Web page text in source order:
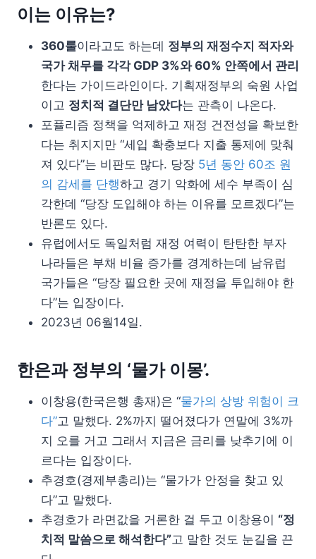
이는 이유는?
360룰이라고도 하는데 정부의 재정수지 적자와
국가 채무를 각각 GDP 3%와 60% 안쪽에서 관리
한다는 가이드라인이다. 기획재정부의 숙원 사업
이고 정치적 결단만 남았다는 관측이 나온다.
포퓰리즘 정책을 억제하고 재정 건전성을 확보한
다는 취지지만 “세입 확충보다 지출 통제에 맞춰
져 있다”는 비판도 많다. 당장 5년 동안 60조 원
의 감세를 단행하고 경기 악화에 세수 부족이 심
각한데 “당장 도입해야 하는 이유를 모르겠다”는
반론도 있다.
유럽에서도 독일처럼 재정 여력이 탄탄한 부자
나라들은 부채 비율 증가를 경계하는데 남유럽
국가들은 “당장 필요한 곳에 재정을 투입해야 한
다”는 입장이다.
2023년 06월14일.
한은과 정부의 ‘물가 이몽’.
이창용(한국은행 총재)은 “물가의 상방 위험이 크
다”고 말했다. 2%까지 떨어졌다가 연말에 3%까
지 오를 거고 그래서 지금은 금리를 낮추기에 이
르다는 입장이다.
추경호(경제부총리)는 “물가가 안정을 찾고 있
다”고 말했다.
추경호가 라면값을 거론한 걸 두고 이창용이 “정
치적 말씀으로 해석한다”고 말한 것도 눈길을 끈